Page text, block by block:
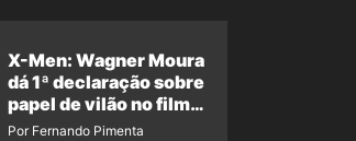
X-Men: Wagner Moura
dá 1ª declaração sobre
papel de vilão no filme
da Marvel
Por Fernando Pimenta